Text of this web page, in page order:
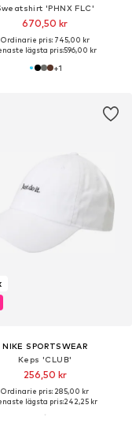
'PHNX FLC'
670,50 kr
Ordinarie pris: 745,00 kr
lägsta pris:596,00 kr
+1
NIKE SPORTSWEAR
Keps 'CLUB'
256,50 kr
Ordinarie pris: 285,00 kr
lägsta pris:242,25 kr